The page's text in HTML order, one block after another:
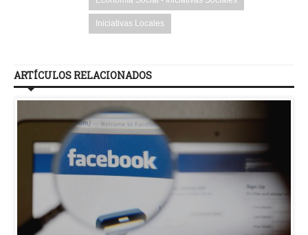
Iniciativas Locales
ARTÍCULOS RELACIONADOS